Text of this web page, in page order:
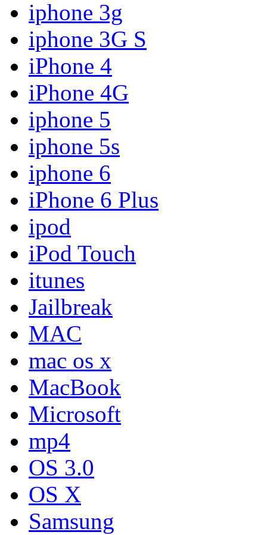
iphone 3g
iphone 3G S
iPhone 4
iPhone 4G
iphone 5
iphone 5s
iphone 6
iPhone 6 Plus
ipod
iPod Touch
itunes
Jailbreak
MAC
mac os x
MacBook
Microsoft
mp4
OS 3.0
OS X
Samsung